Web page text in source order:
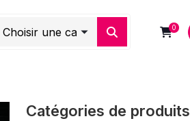
0
Catégories de produits